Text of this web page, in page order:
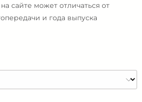
сайте может отличаться от
и года выпуска